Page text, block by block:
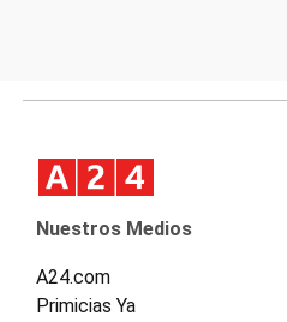
Nuestros Medios
A24.com
Primicias Ya